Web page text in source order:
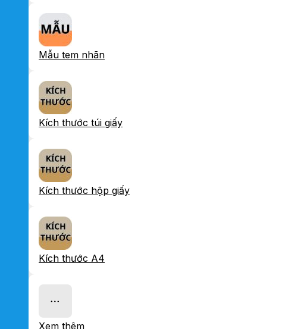
Mẫu tem nhãn
Kích thước túi giấy
Kích thước hộp giấy
Kích thước A4
Xem thêm